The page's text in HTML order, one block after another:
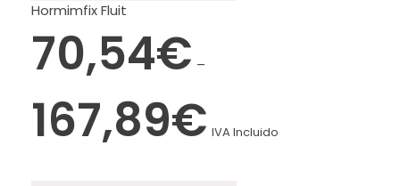
Hormimfix Fluit
70,54€ –
167,89€ IVA Incluido